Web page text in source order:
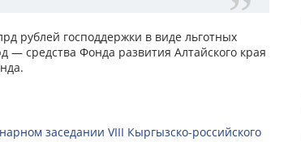
рублей господдержки в виде льготных
— средства Фонда развития Алтайского края
заседании VIII Кыргызско-российского